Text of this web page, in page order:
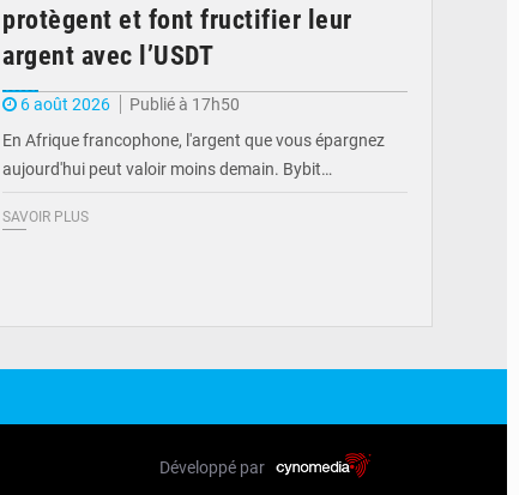
protègent et font fructifier leur
argent avec l’USDT
6 août 2026
Publié à 17h50
En Afrique francophone, l'argent que vous épargnez
aujourd'hui peut valoir moins demain. Bybit…
SAVOIR PLUS
Développé par